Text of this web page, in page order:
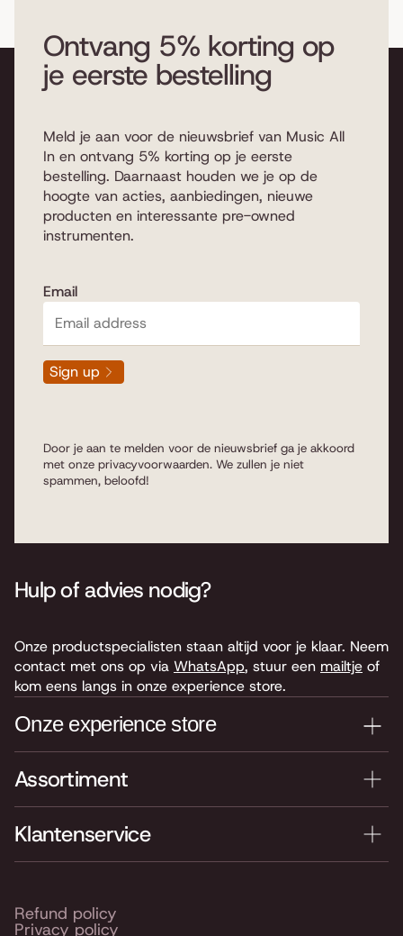
Ontvang 5% korting op
je eerste bestelling
Meld je aan voor de nieuwsbrief van Music All
In en ontvang 5% korting op je eerste
bestelling. Daarnaast houden we je op de
hoogte van acties, aanbiedingen, nieuwe
producten en interessante pre-owned
instrumenten.
Email
Sign up
Door je aan te melden voor de nieuwsbrief ga je akkoord
met onze privacyvoorwaarden. We zullen je niet
spammen, beloofd!
Assortiment
Klantenservice
Hulp of advies nodig?
Onze productspecialisten staan altijd voor je klaar. Neem
contact met ons op via WhatsApp, stuur een mailtje of
kom eens langs in onze experience store.
Onze experience store
Je nieuwe instrument testen? Kom langs in onze winkel
Routebeschrijving
Refund policy
Privacy policy